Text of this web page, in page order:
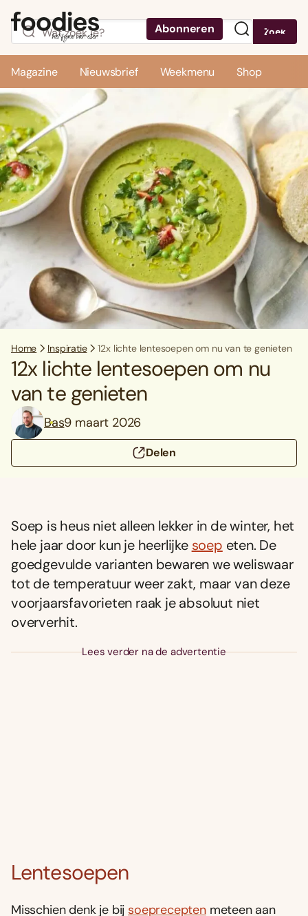
Abonneren Zoek
Magazine Nieuwsbrief Weekmenu Shop
Home Inspiratie 12x lichte lentesoepen om nu van te genieten
12x lichte lentesoepen om nu
van te genieten
Bas9 maart 2026
Delen
Soep is heus niet alleen lekker in de winter, het
hele jaar door kun je heerlijke soep eten. De
goedgevulde varianten bewaren we weliswaar
tot de temperatuur weer zakt, maar van deze
voorjaarsfavorieten raak je absoluut niet
oververhit.
Lees verder na de advertentie
Lentesoepen
Misschien denk je bij soepreceptenmeteen aan